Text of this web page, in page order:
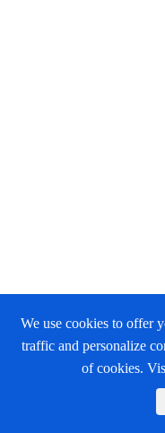
We use cookies to offer
traffic and personalize
of cookies.